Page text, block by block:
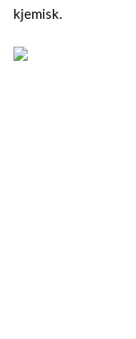
kjemisk.